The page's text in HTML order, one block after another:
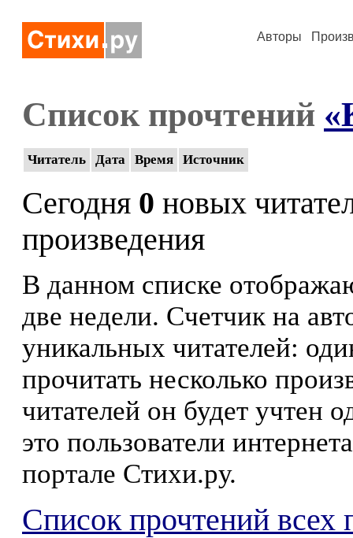
Авторы
Список прочтений
Читатель Дата Время Источник
Сегодня 0 новых
произведения
В данном списке
две недели. Счетчик на
уникальных читателей:
прочитать несколько
читателей он будет учтен
это пользователи
портале Стихи.ру.
Список прочтений всех